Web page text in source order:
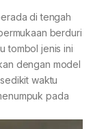
di tengah
berduri
tombol jenis ini
dengan model
waktu
pada